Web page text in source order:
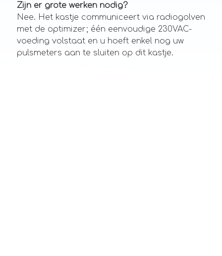
Zijn er grote werken nodig?
Nee. Het kastje communiceert via radiogolven
met de optimizer; één eenvoudige 230VAC-
voeding volstaat en u hoeft enkel nog uw
pulsmeters aan te sluiten op dit kastje.